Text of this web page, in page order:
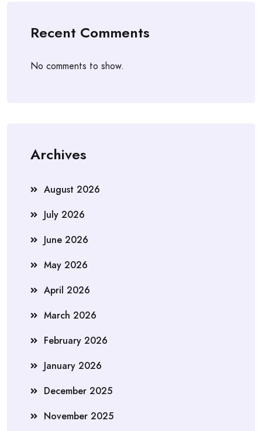
Recent Comments
No comments to show.
Archives
August 2026
July 2026
June 2026
May 2026
April 2026
March 2026
February 2026
January 2026
December 2025
November 2025